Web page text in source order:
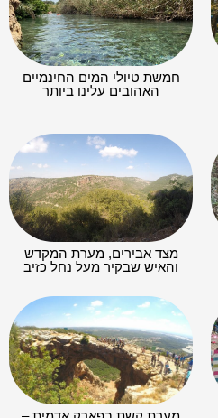
חמשת טיולי המים החינמיים
האהובים עלינו ביותר
מצד אבירים, מערת המקדש
והאיש שבקיר מעל נחל כזיב